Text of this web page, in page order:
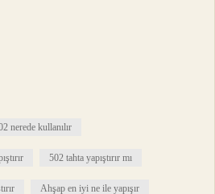
nerede kullanılır
502 tahta yapıştırır mı
Ahşap en iyi ne ile yapışır